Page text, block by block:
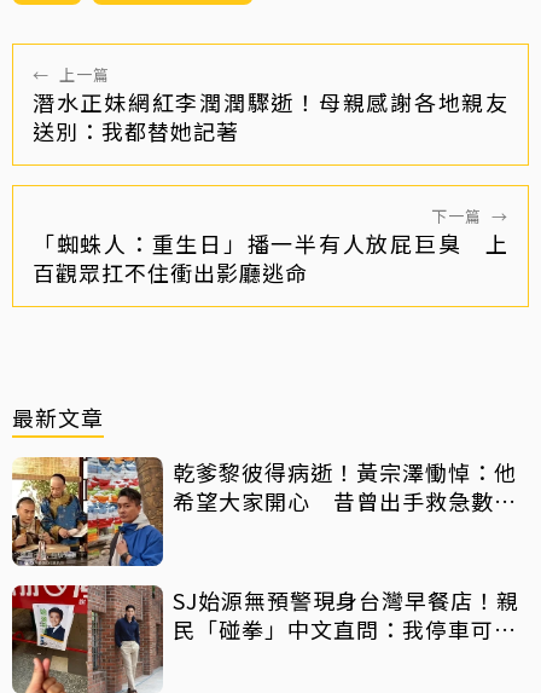
← 上一篇
潛水正妹網紅李潤潤驟逝！母親感謝各地親友
送別：我都替她記著
下一篇 →
「蜘蛛人：重生日」播一半有人放屁巨臭 上
百觀眾扛不住衝出影廳逃命
最新文章
乾爹黎彼得病逝！黃宗澤慟悼：他
希望大家開心 昔曾出手救急數十
SJ始源無預警現身台灣早餐店！親
民「碰拳」中文直問：我停車可以